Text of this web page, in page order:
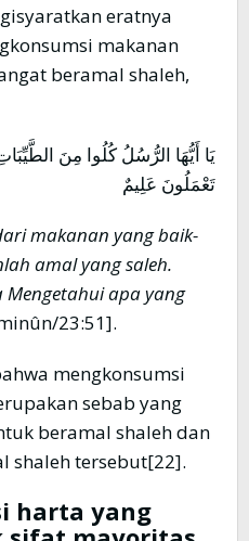
eratnya
makanan
beramal shaleh,
يَا أَيُّهَا الرُّسُلُ كُلُوا مِنَ
تَعْمَلُونَ عَلِيمٌ
makanan yang baik-
amal yang saleh.
Mengetahui apa yang
23:51].
mengkonsumsi
sebab yang
beramal shaleh dan
shaleh tersebut[22].
harta yang